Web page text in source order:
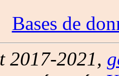
Bases de
2017-2021,